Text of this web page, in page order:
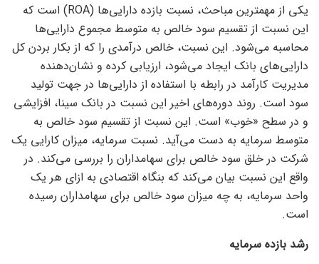
یکی از مهمترین مباحث، نسبت بازده دارایی‌ها (ROA) است که
این نسبت از تقسیم سود خالص به متوسط مجموع دارایی‌ها
محاسبه می‌شود. این نسبت، خالص درآمدی را که از بکار بردن کل
دارایی‌های بانک ایجاد می‌شود، ارزیابی کرده و نشان‌دهنده
مدیریت کارآمد در رابطه با استفاده از دارایی‌ها در جهت تولید
سود است. روند دوره‌های اخیر این نسبت در بانک سینا، افزایشی
و در سطح «خوب» است. این نسبت از تقسیم سود خالص به
متوسط سرمایه به دست می‌آید. نسبت سرمایه، میزان کارایی یک
شرکت در خلق سود خالص برای سهامداران را بررسی می‌کند. در
واقع این نسبت بیان می‌کند که بنگاه اقتصادی به ازای هر یک
واحد سرمایه، به چه میزان سود خالص برای سهامداران رسیده
است.
رشد بازده سرمایه